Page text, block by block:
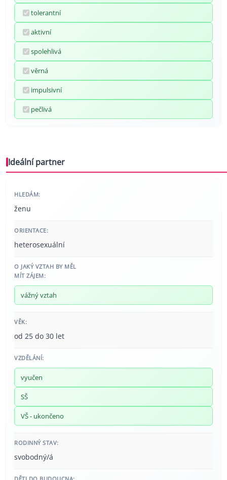
tolerantní
aktivní
spolehlivá
věrná
impulsivní
pečlivá
Ideální partner
HLEDÁM:
ženu
ORIENTACE:
heterosexuální
O JAKÝ VZTAH BY MĚL
MÍT ZÁJEM:
vážný vztah
VĚK:
od 25 do 30 let
VZDĚLÁNÍ:
vyučen
SŠ
VŠ - ukončeno
RODINNÝ STAV:
svobodný/á